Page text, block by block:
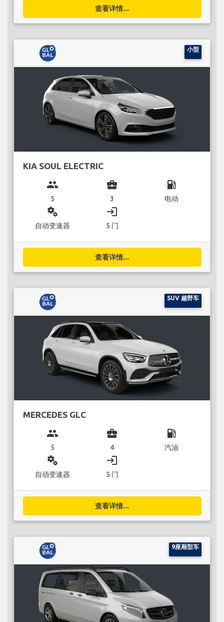
查看详情...
小型
KIA SOUL ELECTRIC
group
5
business_center
3
local_gas_station
电动
miscellaneous_services
自动变速器
login
5 门
查看详情...
SUV 越野车
MERCEDES GLC
group
5
business_center
4
local_gas_station
汽油
miscellaneous_services
自动变速器
login
5 门
查看详情...
9座厢型车